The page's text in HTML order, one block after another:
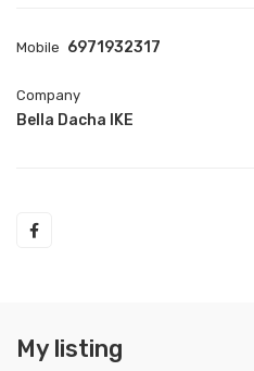
Mobile 6971932317
Company
Bella Dacha IKE
My listing